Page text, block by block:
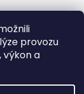
provozu
výkon a